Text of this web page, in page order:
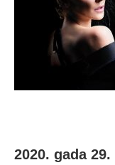
2020. gada